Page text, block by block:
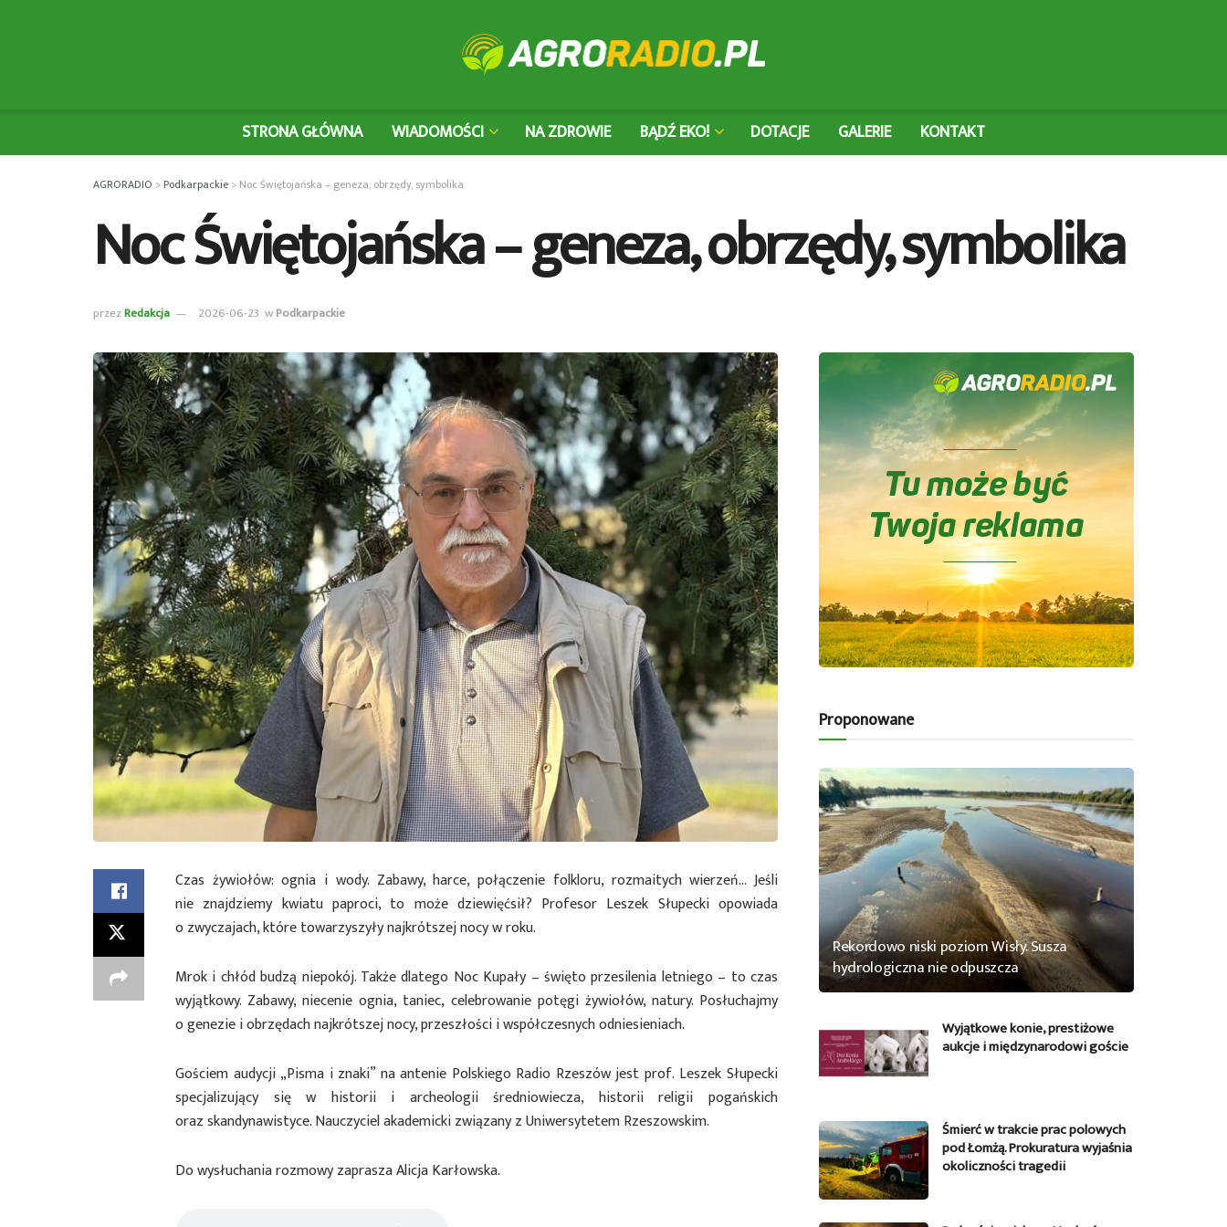
STRONA GŁÓWNA WIADOMOŚCI NA ZDROWIE BĄDŹ EKO! DOTACJE GALERIE KONTAKT
AGRORADIO >Podkarpackie > Noc Świętojańska – geneza, obrzędy, symbolika
Noc Świętojańska – geneza, obrzędy, symbolika
przezRedakcja 2026-06-23 wPodkarpackie
Czas żywiołów: ognia i wody. Zabawy, harce, połączenie folkloru, rozmaitych wierzeń… Jeśli
nie znajdziemy kwiatu paproci, to może dziewięćsił? Profesor Leszek Słupecki opowiada
o zwyczajach, które towarzyszyły najkrótszej nocy w roku.
Mrok i chłód budzą niepokój. Także dlatego Noc Kupały – święto przesilenia letniego – to czas
wyjątkowy. Zabawy, niecenie ognia, taniec, celebrowanie potęgi żywiołów, natury. Posłuchajmy
o genezie i obrzędach najkrótszej nocy, przeszłości i współczesnych odniesieniach.
Gościem audycji „Pisma i znaki” na antenie Polskiego Radio Rzeszów jest prof. Leszek Słupecki
specjalizujący się w historii i archeologii średniowiecza, historii religii pogańskich
oraz skandynawistyce. Nauczyciel akademicki związany z Uniwersytetem Rzeszowskim.
Do wysłuchania rozmowy zaprasza Alicja Karłowska.
Proponowane
Rekordowo niski poziom Wisły. Susza
hydrologiczna nie odpuszcza
Wyjątkowe konie, prestiżowe
aukcje i międzynarodowi goście
Śmierć w trakcie prac polowych
pod Łomżą. Prokuratura wyjaśnia
okoliczności tragedii